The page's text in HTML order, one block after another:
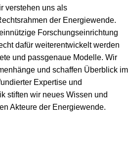
verstehen uns als
der Energiewende.
Forschungseinrichtung
dafür weiterentwickelt werden
und passgenaue Modelle. Wir
und schaffen Überblick im
Expertise und
stiften wir neues Wissen und
Akteure der Energiewende.